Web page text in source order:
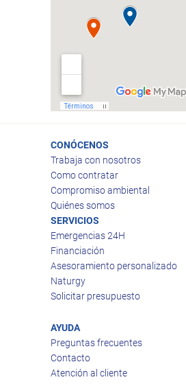
CONÓCENOS
Trabaja con nosotros
Como contratar
Compromiso ambiental
Quiénes somos
SERVICIOS
Emergencias 24H
Financiación
Asesoramiento personalizado
Naturgy
Solicitar presupuesto
AYUDA
Preguntas frecuentes
Contacto
Atención al cliente